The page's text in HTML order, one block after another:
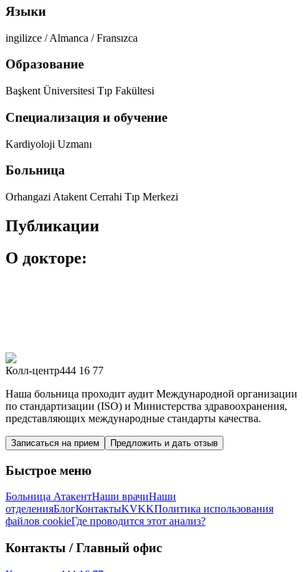
Языки
ingilizce / Almanca / Fransızca
Образование
Başkent Üniversitesi Tıp Fakültesi
Специализация и обучение
Kardiyoloji Uzmanı
Больница
Orhangazi Atakent Cerrahi Tıp Merkezi
Публикации
О докторе:
Колл-центр444 16 77
Наша больница проходит аудит Международной организации
по стандартизации (ISO) и Министерства здравоохранения,
представляющих международные стандарты качества.
Записаться на прием Предложить и дать отзыв
Быстрое меню
Больница АтакентНаши врачиНаши
отделенияБлогКонтактыKVKKПолитика использования
файлов cookieГде проводится этот анализ?
Контакты / Главный офис